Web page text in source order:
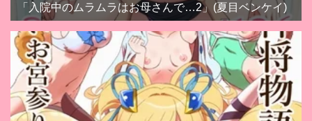
「入院中のムラムラはお母さんで…2」(夏目ベンケイ)